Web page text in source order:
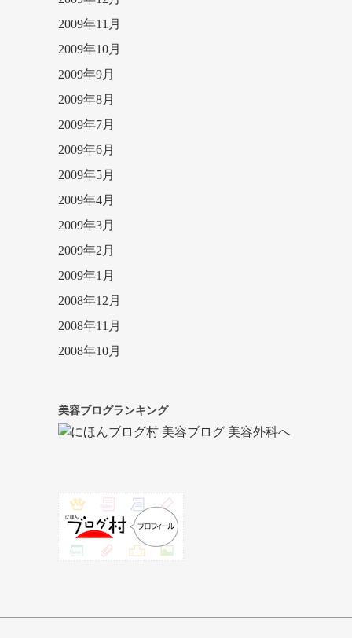
2009年11月
2009年10月
2009年9月
2009年8月
2009年7月
2009年6月
2009年5月
2009年4月
2009年3月
2009年2月
2009年1月
2008年12月
2008年11月
2008年10月
美容ブログランキング